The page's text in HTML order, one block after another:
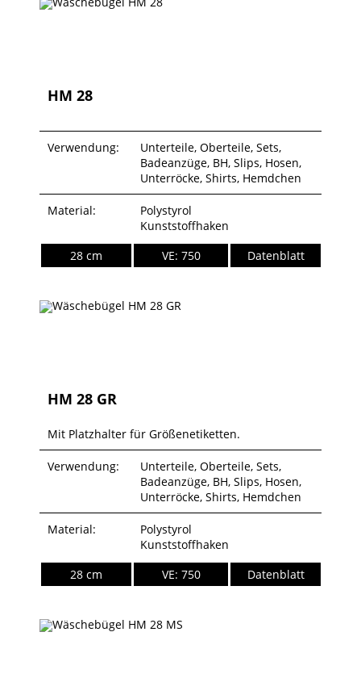
HM 28
Verwendung:
Unterteile, Oberteile, Sets,
Badeanzüge, BH, Slips, Hosen,
Unterröcke, Shirts, Hemdchen
Material:
Polystyrol
Kunststoffhaken
28 cm
VE: 750 Datenblatt
HM 28 GR
Mit Platzhalter für Größenetiketten.
Verwendung:
Unterteile, Oberteile, Sets,
Badeanzüge, BH, Slips, Hosen,
Unterröcke, Shirts, Hemdchen
Material:
Polystyrol
Kunststoffhaken
28 cm
VE: 750 Datenblatt